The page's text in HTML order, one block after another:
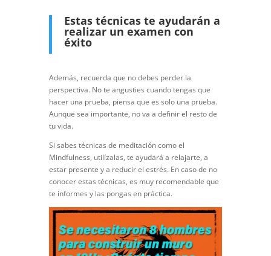
Estas técnicas te ayudarán a
realizar un examen con
éxito
Además, recuerda que no debes perder la
perspectiva. No te angusties cuando tengas que
hacer una prueba, piensa que es solo una prueba.
Aunque sea importante, no va a definir el resto de
tu vida.
Si sabes técnicas de meditación como el
Mindfulness, utilízalas, te ayudará a relajarte, a
estar presente y a reducir el estrés. En caso de no
conocer estas técnicas, es muy recomendable que
te informes y las pongas en práctica.